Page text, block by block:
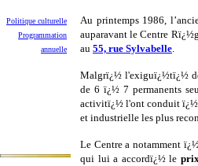
Politique culturelle
Programmation
annuelle
Au printemps 1986,
auparavant le Centre
au 55, rue Sylvabelle.
Malgrï¿½ l'exiguï¿½tï¿½
de 6 ï¿½ 7 permanents
activitï¿½ l'ont conduit ï¿½
et industrielle les plus
Le Centre a notamment
qui lui a accordï¿½ le